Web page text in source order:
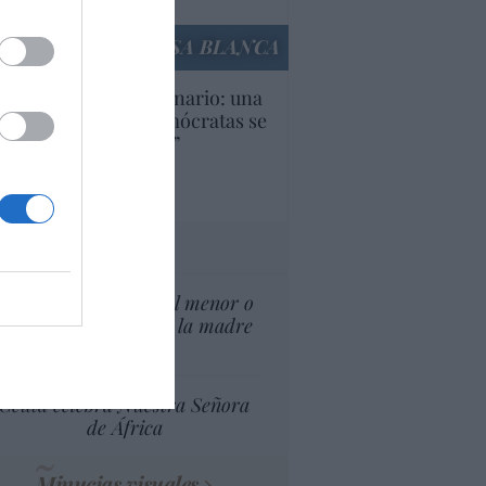
LA CASA BLANCA
Inquietante escenario: una
parte de los demócratas se
como “socialista”
anteriores
¿El Superior interés el menor o
superior interés de la madre
Ceuta celebra Nuestra Señora
de África